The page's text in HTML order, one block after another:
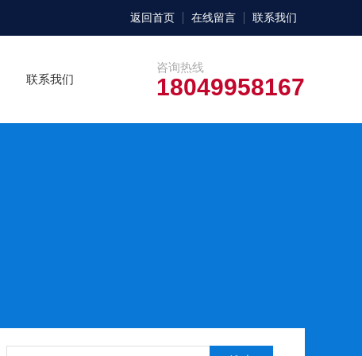
返回首页 在线留言 联系我们
咨询热线
18049958167
联系我们